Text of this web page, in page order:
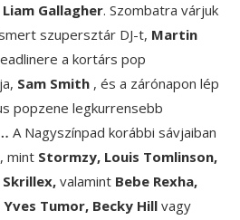
Liam Gallagher. Szombatra várjuk
szupersztár DJ-t, Martin
a kortárs pop
Sam Smith , és a zárónapon lép
popzene legkurrensebb
A Nagyszínpad korábbi sávjaiban
mint Stormzy, Louis Tomlinson,
Skrillex, valamint Bebe Rexha,
Tumor, Becky Hill vagy